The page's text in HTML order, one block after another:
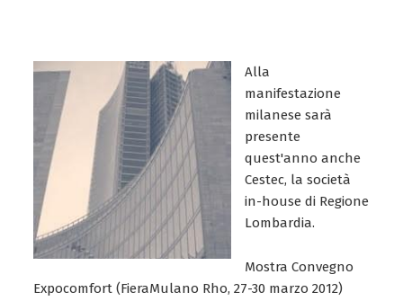
Alla
manifestazione
milanese sarà
presente
quest'anno anche
Cestec, la società
in-house di Regione
Lombardia.
Mostra Convegno
Expocomfort (FieraMulano Rho, 27-30 marzo 2012)